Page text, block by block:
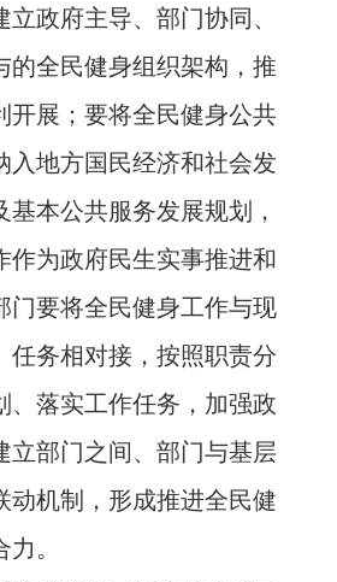
政府主导、部门协同、
的全民健身组织架构，推
开展；要将全民健身公共
入地方国民经济和社会发
基本公共服务发展规划，
作为政府民生实事推进和
门要将全民健身工作与现
任务相对接，按照职责分
、落实工作任务，加强政
立部门之间、部门与基层
动机制，形成推进全民健
。